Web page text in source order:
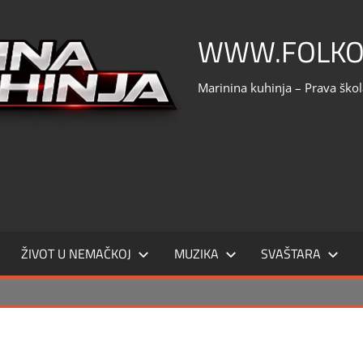
Marinina kuhinja – Prava
ŽIVOT U NEMAČKOJ MUZIKA SVAŠTARA